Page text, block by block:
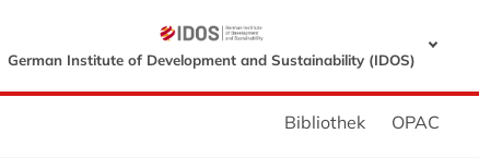
German Institute of Development and Sustainability (IDOS)
Bibliothek OPAC